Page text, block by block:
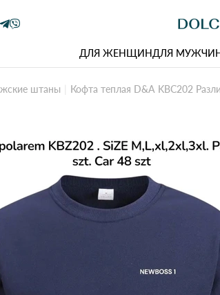
ДЛЯ ЖЕНЩИНДЛЯ
штаны Кофта теплая D&A KBC202